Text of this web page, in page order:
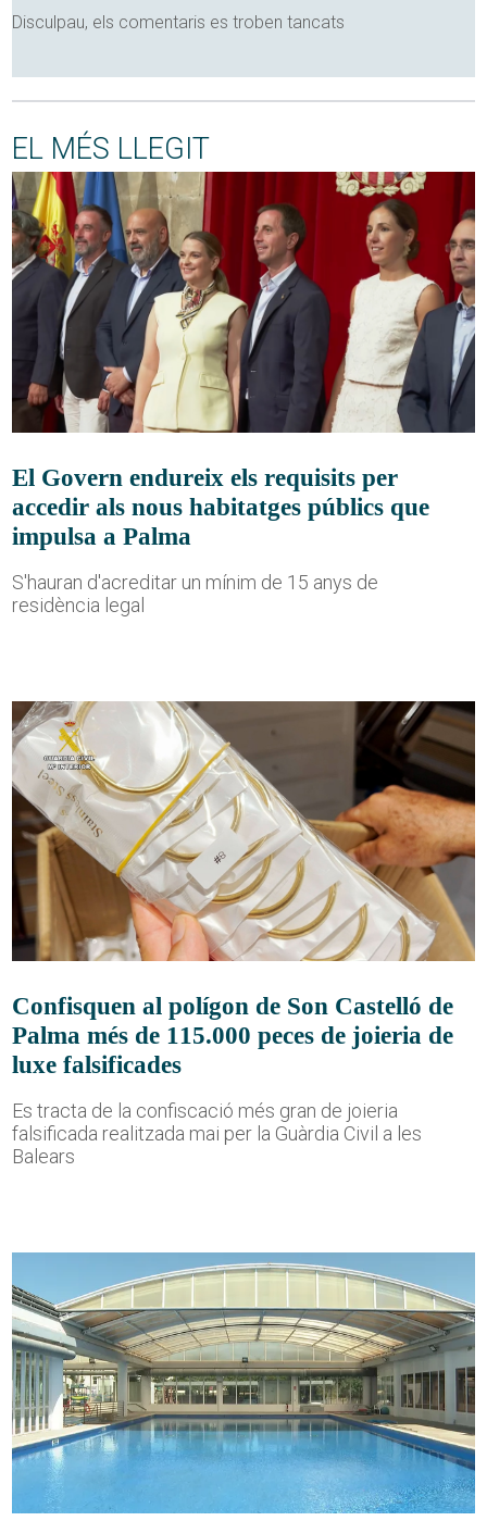
Disculpau, els comentaris es troben tancats
EL MÉS LLEGIT
El Govern endureix els requisits per
accedir als nous habitatges públics que
impulsa a Palma
S'hauran d'acreditar un mínim de 15 anys de
residència legal
Confisquen al polígon de Son Castelló de
Palma més de 115.000 peces de joieria de
luxe falsificades
Es tracta de la confiscació més gran de joieria
falsificada realitzada mai per la Guàrdia Civil a les
Balears